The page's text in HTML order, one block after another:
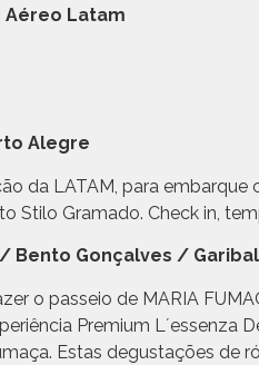
Aéreo Latam
Alegre
da LATAM, para
Stilo Gramado. Check in,
/ Bento Gonçalves /
o passeio de MARIA
Premium L´essenza
Estas degustações de